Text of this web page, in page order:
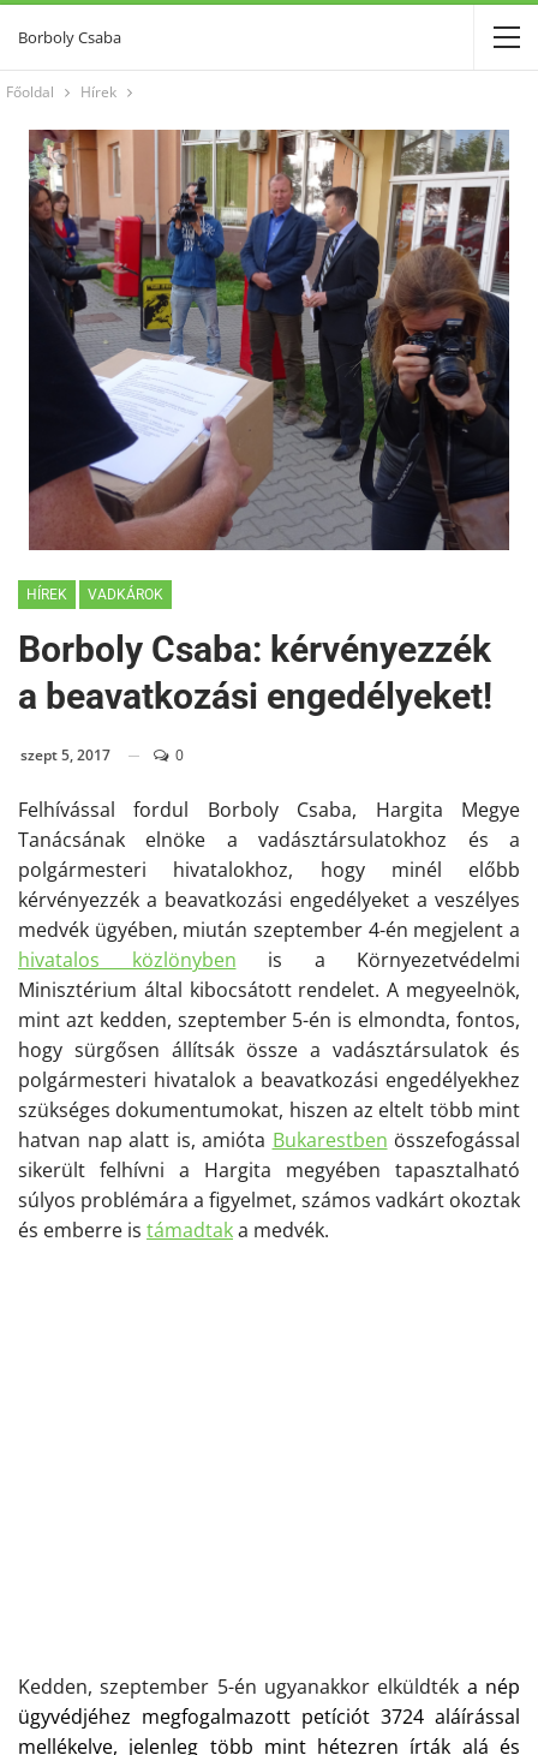
Borboly Csaba
Főoldal Hírek
HÍREK VADKÁROK
Borboly Csaba: kérvényezzék
a beavatkozási engedélyeket!
szept 5, 2017 0
Felhívással fordul Borboly Csaba, Hargita Megye
Tanácsának elnöke a vadásztársulatokhoz és a
polgármesteri hivatalokhoz, hogy minél előbb
kérvényezzék a beavatkozási engedélyeket a veszélyes
medvék ügyében, miután szeptember 4-én megjelent a
hivatalos közlönyben
is a Környezetvédelmi
Minisztérium által kibocsátott rendelet. A megyeelnök,
mint azt kedden, szeptember 5-én is elmondta, fontos,
hogy sürgősen állítsák össze a vadásztársulatok és
polgármesteri hivatalok a beavatkozási engedélyekhez
szükséges dokumentumokat, hiszen az eltelt több mint
hatvan nap alatt is, amióta Bukarestben összefogással
sikerült felhívni a Hargita megyében tapasztalható
súlyos problémára a figyelmet, számos vadkárt okoztak
és emberre is támadtaka medvék.
Kedden, szeptember 5-én ugyanakkor elküldték a nép
ügyvédjéhez megfogalmazott petíciót 3724 aláírással
mellékelve, jelenleg több mint hétezren írták alá és